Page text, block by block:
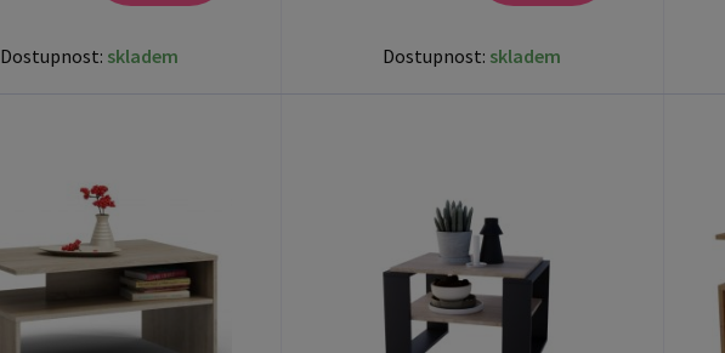
Dostupnost: skladem Dostupnost: skladem